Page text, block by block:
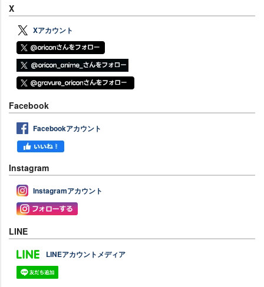
X
Xアカウント
Facebook
Facebookアカウント
Instagram
Instagramアカウント
LINE
LINEアカウントメディア